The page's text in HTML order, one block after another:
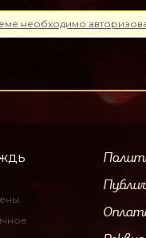
необходимо